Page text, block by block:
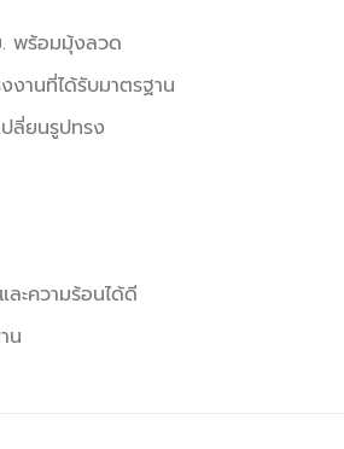
. พร้อมมุ้งลวด
านที่ได้รับมาตรฐาน
ลี่ยนรูปทรง
ะความร้อนได้ดี
น